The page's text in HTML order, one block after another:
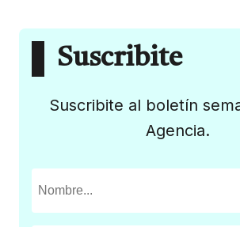
Suscribite
Suscribite al boletín
Agencia.